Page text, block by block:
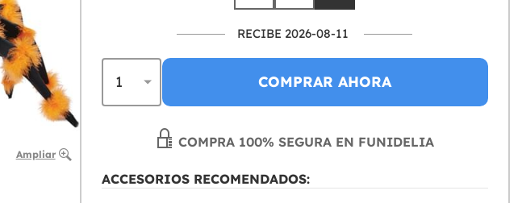
Ampliar
RECIBE 2026-08-11
COMPRAR AHORA
COMPRA 100% SEGURA EN FUNIDELIA
ACCESORIOS RECOMENDADOS: